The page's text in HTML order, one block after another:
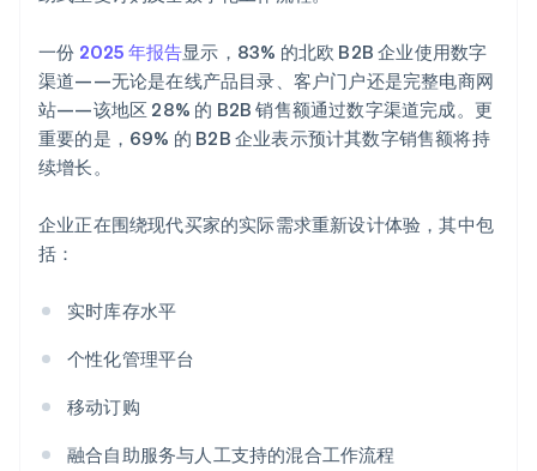
一份 2025 年报告显示，83% 的北欧 B2B 企业使用数字
渠道——无论是在线产品目录、客户门户还是完整电商网
站——该地区 28% 的 B2B 销售额通过数字渠道完成。更
重要的是，69% 的 B2B 企业表示预计其数字销售额将持
续增长。
企业正在围绕现代买家的实际需求重新设计体验，其中包
括：
实时库存水平
个性化管理平台
移动订购
融合自助服务与人工支持的混合工作流程